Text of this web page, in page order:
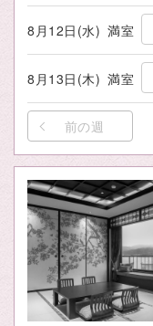
8月12日(水) 満室
8月13日(木) 満室
前の週